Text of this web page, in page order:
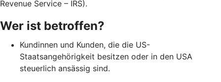
Revenue Service – IRS).
Wer ist betroffen?
Kundinnen und Kunden, die die US-
Staatsangehörigkeit besitzen oder in den USA
steuerlich ansässig sind.